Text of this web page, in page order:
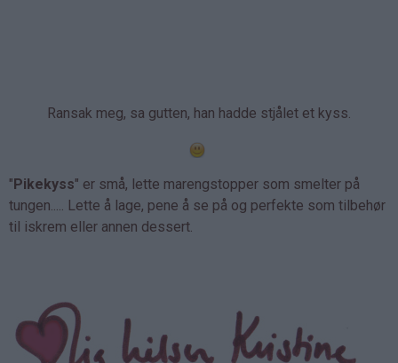
Ransak meg, sa gutten, han hadde stjålet et kyss.
"Pikekyss" er små, lette marengstopper som smelter på
tungen..... Lette å lage, pene å se på og perfekte som tilbehør
til iskrem eller annen dessert.